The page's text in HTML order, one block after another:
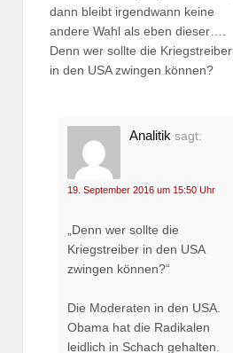
dann bleibt irgendwann keine
andere Wahl als eben dieser….
Denn wer sollte die Kriegstreiber
in den USA zwingen können?
Analitik sagt:
19. September 2016 um 15:50 Uhr
„Denn wer sollte die
Kriegstreiber in den USA
zwingen können?“
Die Moderaten in den USA.
Obama hat die Radikalen
leidlich in Schach gehalten.